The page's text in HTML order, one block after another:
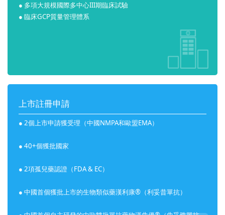
● 多項大規模國際多中心III期臨床試驗
● 臨床GCP質量管理體系
上市註冊申請
● 2個上市申請獲受理（中國NMPA和歐盟EMA）
● 40+個獲批國家
● 2項孤兒藥認證（FDA & EC）
● 中國首個獲批上市的生物類似藥漢利康®（利妥昔單抗）